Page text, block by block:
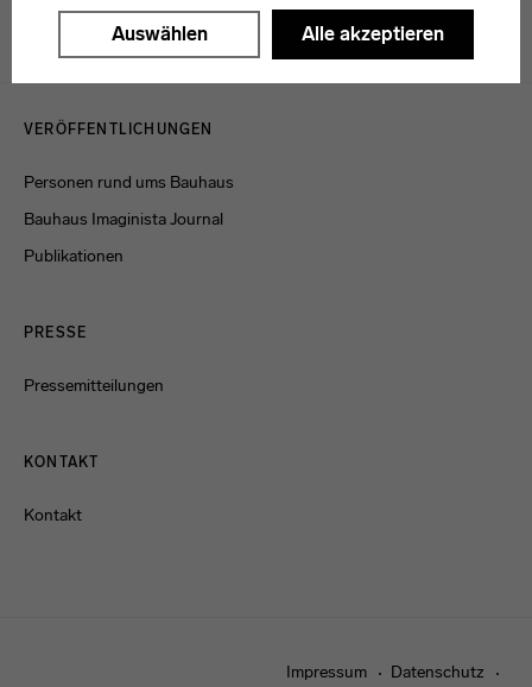
"Auswählen".
Auswählen Alle akzeptieren
VERÖFFENTLICHUNGEN
Personen rund ums Bauhaus
Bauhaus Imaginista Journal
Publikationen
PRESSE
Pressemitteilungen
KONTAKT
Kontakt
Impressum Datenschutz